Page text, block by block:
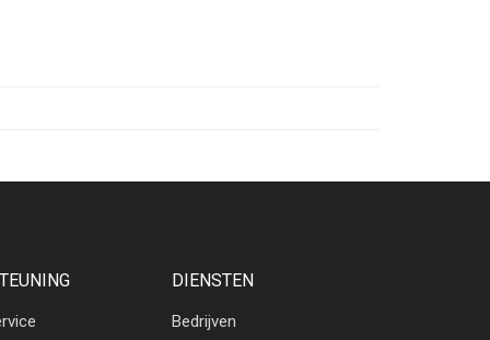
DIENSTEN
Bedrijven